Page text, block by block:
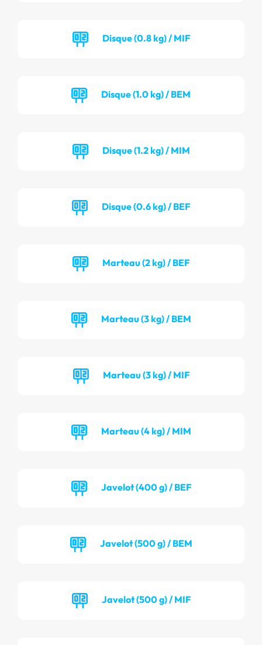
Disque (0.8 kg) / MIF
Disque (1.0 kg) / BEM
Disque (1.2 kg) / MIM
Disque (0.6 kg) / BEF
Marteau (2 kg) / BEF
Marteau (3 kg) / BEM
Marteau (3 kg) / MIF
Marteau (4 kg) / MIM
Javelot (400 g) / BEF
Javelot (500 g) / BEM
Javelot (500 g) / MIF